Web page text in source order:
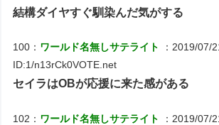
結構ダイヤすぐ馴染んだ気がする
100： ワールド名無しサテライト
：2019/07/
ID:1/n13rCk0VOTE.net
セイラはOBが応援に来た感がある
102： ワールド名無しサテライト
：2019/07/